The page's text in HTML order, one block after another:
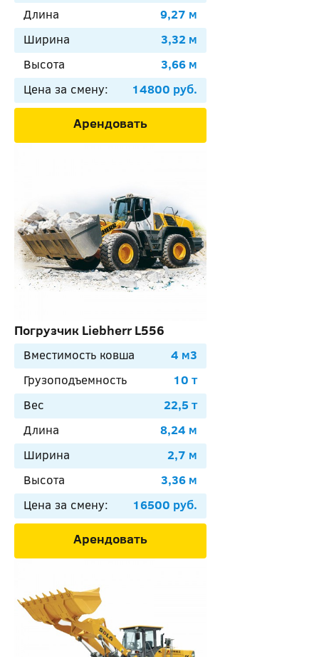
Длина
9,27 м
Ширина
3,32 м
Высота
3,66 м
Цена за смену:
14800 руб.
Арендовать
Погрузчик Liebherr L556
Вместимость ковша
4 м3
Грузоподъемность
10 т
Вес
22,5 т
Длина
8,24 м
Ширина
2,7 м
Высота
3,36 м
Цена за смену:
16500 руб.
Арендовать